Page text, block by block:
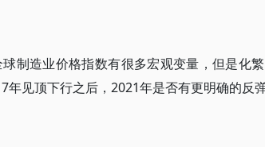
制造业价格指数有很多宏观变量，但是化
见顶下行之后，2021年是否有更明确的反